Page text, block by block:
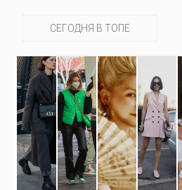
СЕГОДНЯ В ТОПЕ